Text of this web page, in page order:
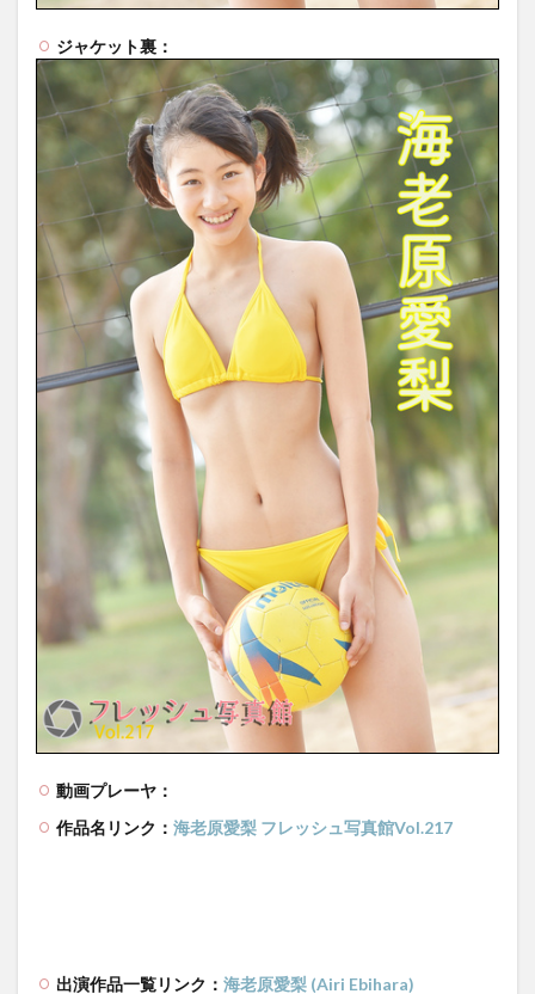
ジャケット裏：
動画プレーヤ：
作品名リンク： 海老原愛梨 フレッシュ写真館Vol.217
出演作品一覧リンク： 海老原愛梨 (Airi Ebihara)